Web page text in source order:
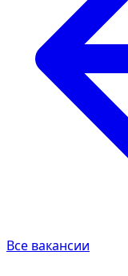
Все вакансии